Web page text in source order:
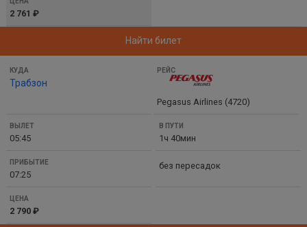
2 761 ₽
Найти билет
Трабзон
Pegasus Airlines (4720)
05:45 1ч 40мин
07:25
без пересадок
2 790 ₽